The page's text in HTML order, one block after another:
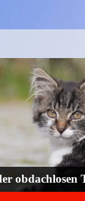
obdachlosen